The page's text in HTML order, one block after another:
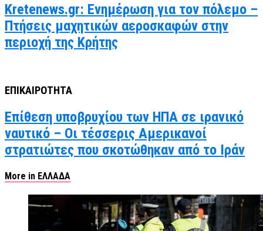
Kretenews.gr: Ενημέρωση για τον πόλεμο –
Πτήσεις μαχητικών αεροσκαφών στην
περιοχή της Κρήτης
ΕΠΙΚΑΙΡΟΤΗΤΑ
Επίθεση υποβρυχίου των ΗΠΑ σε ιρανικό
ναυτικό – Οι τέσσερις Αμερικανοί
στρατιώτες που σκοτώθηκαν από το Ιράν
More in ΕΛΛΑΔΑ